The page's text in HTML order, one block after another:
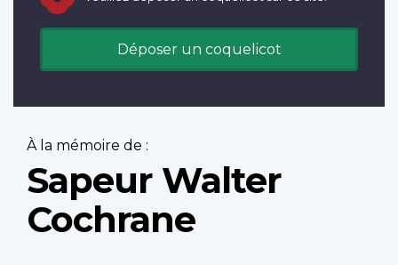
Déposer un coquelicot
À la mémoire de :
Sapeur Walter
Cochrane